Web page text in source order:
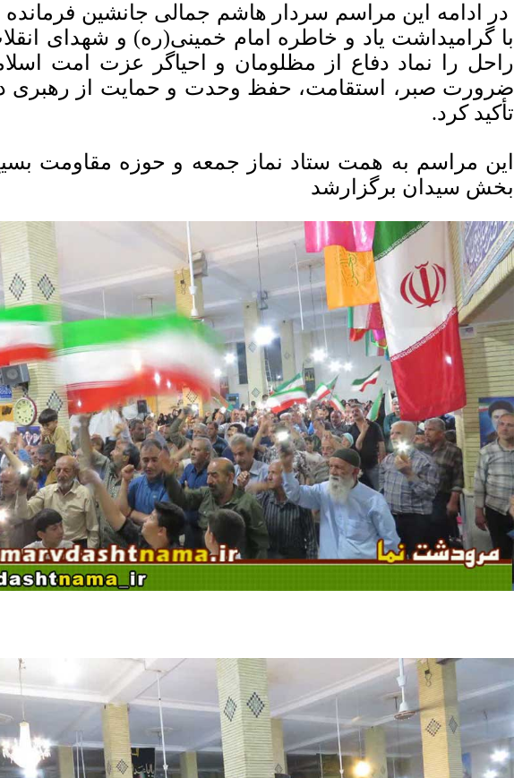
در ادامه این مراسم سردار هاشم جمالی جانشین
با گرامیداشت یاد و خاطره امام خمینی(ره) و شهدای
راحل را نماد دفاع از مظلومان و احیاگر عزت امت
ضرورت صبر، استقامت، حفظ وحدت و حمایت از رهبری
تأکید کرد.
این مراسم به همت ستاد نماز جمعه و حوزه مقاومت
بخش سیدان برگزارشد